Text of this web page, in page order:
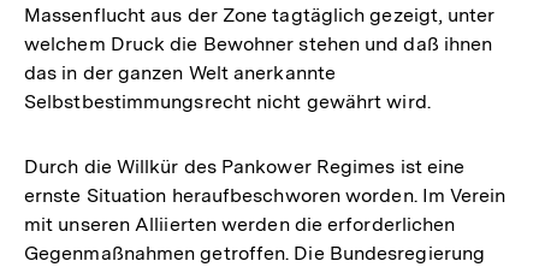
Massenflucht aus der Zone tagtäglich gezeigt, unter
welchem Druck die Bewohner stehen und daß ihnen
das in der ganzen Welt anerkannte
Selbstbestimmungsrecht nicht gewährt wird.
Durch die Willkür des Pankower Regimes ist eine
ernste Situation heraufbeschworen worden. Im Verein
mit unseren Alliierten werden die erforderlichen
Gegenmaßnahmen getroffen. Die Bundesregierung